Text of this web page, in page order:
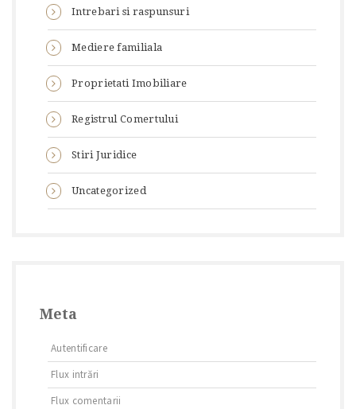
Intrebari si raspunsuri
Mediere familiala
Proprietati Imobiliare
Registrul Comertului
Stiri Juridice
Uncategorized
Meta
Autentificare
Flux intrări
Flux comentarii